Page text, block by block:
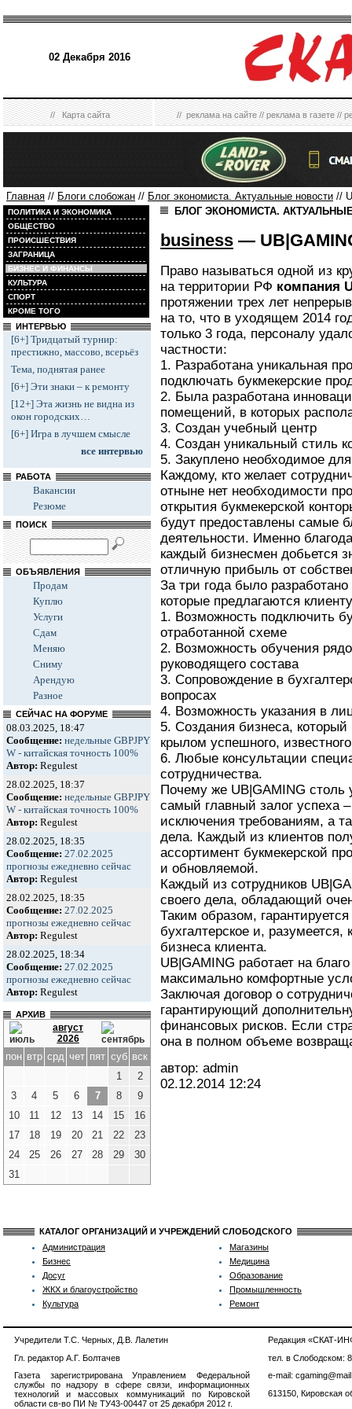
02 Декабря 2016
//Карта сайта //реклама на сайте//реклама в газете//
Главная // Блоги слобожан // Блог экономиста. Актуальные новости //
ПОЛИТИКА И ЭКОНОМИКА
ОБЩЕСТВО
ПРОИСШЕСТВИЯ
ЗАГРАНИЦА
БИЗНЕС И ФИНАНСЫ
КУЛЬТУРА
СПОРТ
КРОМЕ ТОГО
ИНТЕРВЬЮ
[6+] Тридцатый турнир:
престижно, массово, всерьёз
Тема, поднятая ранее
[6+] Эти знаки – к ремонту
[12+] Эта жизнь не видна из
окон городских…
[6+] Игра в лучшем смысле
все интервью
РАБОТА
Вакансии
Резюме
ПОИСК
ОБЪЯВЛЕНИЯ
Продам
Куплю
Услуги
Сдам
Меняю
Сниму
Арендую
Разное
СЕЙЧАС НА ФОРУМЕ
08.03.2025, 18:47
Сообщение: недельные GBPJPY
W - китайская точность 100%
Автор: Regulest
28.02.2025, 18:37
Сообщение: недельные GBPJPY
W - китайская точность 100%
Автор: Regulest
28.02.2025, 18:35
Сообщение: 27.02.2025
прогнозы ежедневно сейчас
Автор: Regulest
28.02.2025, 18:35
Сообщение: 27.02.2025
прогнозы ежедневно сейчас
Автор: Regulest
28.02.2025, 18:34
Сообщение: 27.02.2025
прогнозы ежедневно сейчас
Автор: Regulest
АРХИВ
август
2026
пон втр срд чет пят суб вск
1
2
3
4 5 6 7 8
9
10
11 12 13 14 15
16
17
18 19 20 21 22
23
24
25 26 27 28 29
30
31
БЛОГ ЭКОНОМИСТА.
business —
Право называться одной из
на территории РФ компания
протяжении трех лет
на то, что в уходящем 2014
только 3 года, персоналу
частности:
1. Разработана уникальная
подключать букмекерские
2. Была разработана
помещений, в которых
3. Создан учебный центр
4. Создан уникальный стиль
5. Закуплено необходимое
Каждому, кто желает
отныне нет необходимости
открытия букмекерской
будут предоставлены самые
деятельности. Именно
каждый бизнесмен добьется
отличную прибыль от
За три года было разработано
которые предлагаются
1. Возможность подключить
отработанной схеме
2. Возможность обучения
руководящего состава
3. Сопровождение в
вопросах
4. Возможность указания в
5. Создания бизнеса,
крылом успешного,
6. Любые консультации
сотрудничества.
Почему же UB|GAMING
самый главный залог успеха
исключения требованиям, а
дела. Каждый из клиентов
ассортимент букмекерской
и обновляемой.
Каждый из сотрудников
своего дела, обладающий
Таким образом,
бухгалтерское и, разумеется,
бизнеса клиента.
UB|GAMING работает на
максимально комфортные
Заключая договор о
гарантирующий
финансовых рисков. Если
она в полном объеме
автор: admin
02.12.2014 12:24
КАТАЛОГ ОРГАНИЗАЦИЙ И УЧРЕЖДЕНИЙ СЛОБОДСКОГО
Администрация
Бизнес
Досуг
ЖКХ и благоустройство
Культура
Магазины
Медицина
Образование
Промышленность
Ремонт
Учредители Т.С. Черных, Д.В. Лалетин
Гл. редактор А.Г. Болтачев
Газета зарегистрирована Управлением Федеральной
службы по надзору в сфере связи, информационных
технологий и массовых коммуникаций по Кировской
области св-во ПИ № ТУ43-00447 от 25 декабря 2012 г.
Редакция «СКАТ-
тел. в Слободском:
e-mail:
613150, Кировская